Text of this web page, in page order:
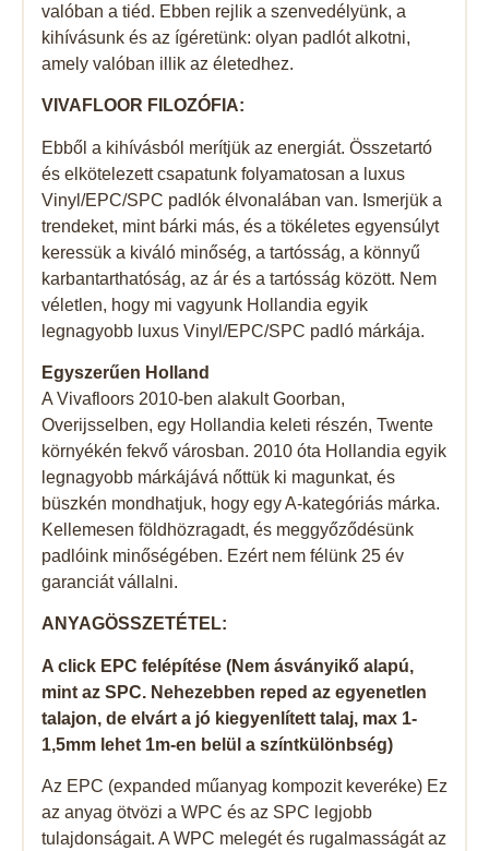
valóban a tiéd. Ebben rejlik a szenvedélyünk, a
kihívásunk és az ígéretünk: olyan padlót alkotni,
amely valóban illik az életedhez.
VIVAFLOOR FILOZÓFIA:
Ebből a kihívásból merítjük az energiát. Összetartó
és elkötelezett csapatunk folyamatosan a luxus
Vinyl/EPC/SPC padlók élvonalában van. Ismerjük a
trendeket, mint bárki más, és a tökéletes egyensúlyt
keressük a kiváló minőség, a tartósság, a könnyű
karbantarthatóság, az ár és a tartósság között. Nem
véletlen, hogy mi vagyunk Hollandia egyik
legnagyobb luxus Vinyl/EPC/SPC padló márkája.
Egyszerűen Holland
A Vivafloors 2010-ben alakult Goorban,
Overijsselben, egy Hollandia keleti részén, Twente
környékén fekvő városban. 2010 óta Hollandia egyik
legnagyobb márkájává nőttük ki magunkat, és
büszkén mondhatjuk, hogy egy A-kategóriás márka.
Kellemesen földhözragadt, és meggyőződésünk
padlóink ​​minőségében. Ezért nem félünk 25 év
garanciát vállalni.
ANYAGÖSSZETÉTEL:
A click EPC felépítése (Nem ásványikő alapú,
mint az SPC. Nehezebben reped az egyenetlen
talajon, de elvárt a jó kiegyenlített talaj, max 1-
1,5mm lehet 1m-en belül a színtkülönbség)
Az EPC (expanded műanyag kompozit keveréke) Ez
az anyag ötvözi a WPC és az SPC legjobb
tulajdonságait. A WPC melegét és rugalmasságát az